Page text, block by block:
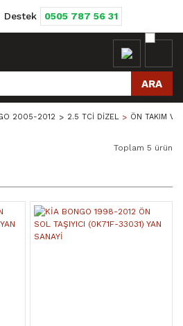
Destek 0505 787 56 31
ARA
2005-2012 2.5 TCİ DİZEL ÖN TAKIM VE
Toplam 5 ürün